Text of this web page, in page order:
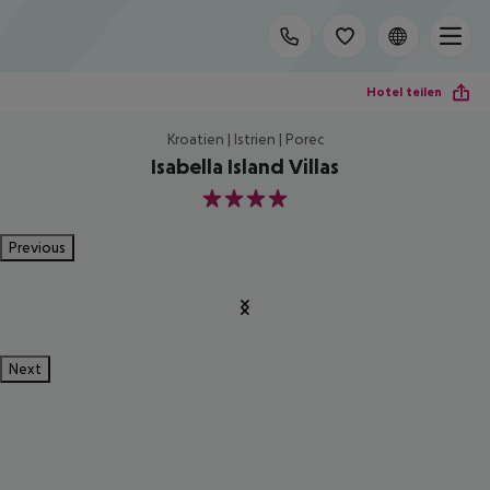
Hotel teilen
Kroatien | Istrien | Porec
Isabella Island Villas
4
Previous
Next